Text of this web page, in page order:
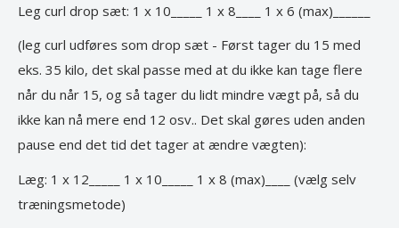
Leg curl drop sæt: 1 x 10_____ 1 x 8____ 1 x 6 (max)______
(leg curl udføres som drop sæt - Først tager du 15 med
eks. 35 kilo, det skal passe med at du ikke kan tage flere
når du når 15, og så tager du lidt mindre vægt på, så du
ikke kan nå mere end 12 osv.. Det skal gøres uden anden
pause end det tid det tager at ændre vægten):
Læg: 1 x 12_____ 1 x 10_____ 1 x 8 (max)____ (vælg selv
træningsmetode)